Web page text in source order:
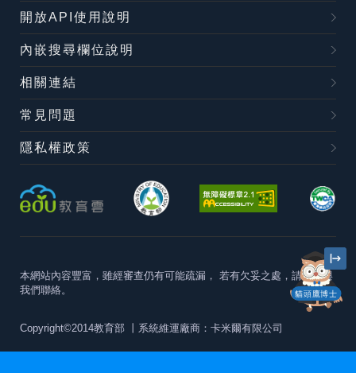
貓頭鷹博士
開放API使用說明
內嵌搜尋欄位說明
相關連結
常見問題
隱私權政策
本網站內容豐富，雖經審查仍有可能疏漏， 若有欠妥之處，請隨時與
我們聯絡。
Copyright©2014教育部 丨系統維運廠商：卡米爾有限公司